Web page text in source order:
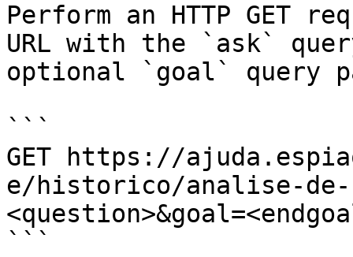
Perform an HTTP GET
URL with the `ask`
optional `goal` query
```
GET https://
e/historico/analise-de-
```